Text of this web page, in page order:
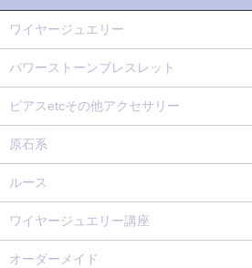
ワイヤージュエリー
パワーストーンブレスレット
ピアスetcその他アクセサリー
原石系
ルース
ワイヤージュエリー講座
オーダーメイド